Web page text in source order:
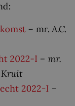
– mr. A.C.
2022-I – mr.
Kruit
2022-I –